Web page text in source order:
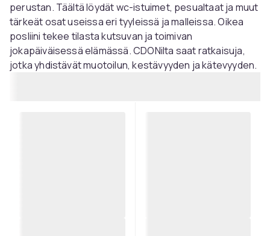
perustan. Täältä löydät wc-istuimet, pesualtaat ja muut
tärkeät osat useissa eri tyyleissä ja malleissa. Oikea
posliini tekee tilasta kutsuvan ja toimivan
jokapäiväisessä elämässä. CDONilta saat ratkaisuja,
jotka yhdistävät muotoilun, kestävyyden ja kätevyyden.